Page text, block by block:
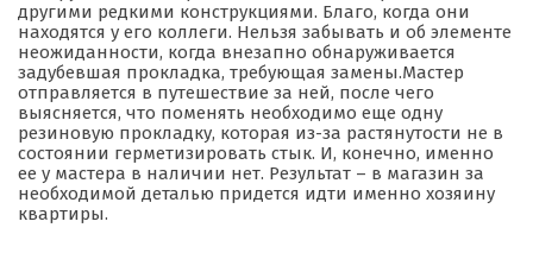
другими редкими конструкциями. Благо, когда они
находятся у его коллеги. Нельзя забывать и об элементе
неожиданности, когда внезапно обнаруживается
задубевшая прокладка, требующая замены.Мастер
отправляется в путешествие за ней, после чего
выясняется, что поменять необходимо еще одну
резиновую прокладку, которая из-за растянутости не в
состоянии герметизировать стык. И, конечно, именно
ее у мастера в наличии нет. Результат – в магазин за
необходимой деталью придется идти именно хозяину
квартиры.